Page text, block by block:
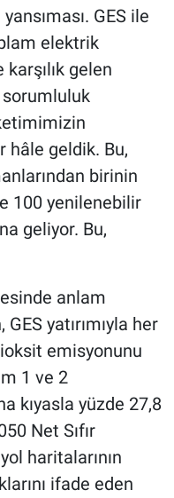
GES ile
elektrik
gelen
hâle geldik. Bu,
birinin
100 yenilenebilir
geliyor. Bu,
anlam
GES yatırımıyla her
emisyonunu
1 ve 2
kıyasla yüzde 27,8
Net Sıfır
haritalarının
ifade eden